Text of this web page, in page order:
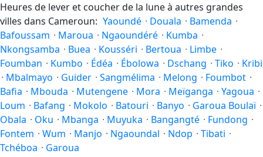
Heures de lever et coucher de la lune à autres grandes
villes dans Cameroun: Yaoundé · Douala · Bamenda ·
Bafoussam · Maroua · Ngaoundéré · Kumba ·
Nkongsamba · Buea · Kousséri · Bertoua · Limbe ·
Foumban · Kumbo · Édéa · Ébolowa · Dschang · Tiko · Kribi
· Mbalmayo · Guider · Sangmélima · Melong · Foumbot ·
Bafia · Mbouda · Mutengene · Mora · Meïganga · Yagoua ·
Loum · Bafang · Mokolo · Batouri · Banyo · Garoua Boulaï ·
Obala · Oku · Mbanga · Muyuka · Bangangté · Fundong ·
Fontem · Wum · Manjo · Ngaoundal · Ndop · Tibati ·
Tchéboa · Garoua